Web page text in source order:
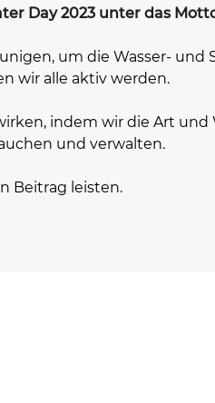
Day 2023 unter das
um die Wasser- und
wir alle aktiv werden.
indem wir die Art und
und verwalten.
Beitrag leisten.